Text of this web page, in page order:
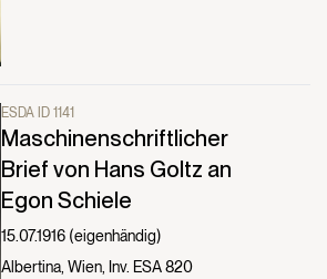
ESDA ID 1141
Maschinenschriftlicher
Brief von Hans Goltz an
Egon Schiele
15.07.1916 (eigenhändig)
Albertina, Wien, Inv. ESA 820